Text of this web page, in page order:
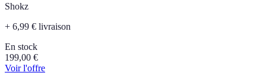
Shokz
+ 6,99 € livraison
En stock
199,00 €
Voir l'offre